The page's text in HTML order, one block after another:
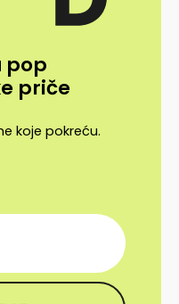
pop
priče
koje pokreću.